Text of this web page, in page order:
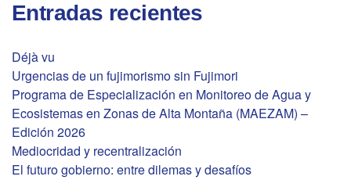
Entradas recientes
Déjà vu
Urgencias de un fujimorismo sin Fujimori
Programa de Especialización en Monitoreo de Agua y
Ecosistemas en Zonas de Alta Montaña (MAEZAM) –
Edición 2026
Mediocridad y recentralización
El futuro gobierno: entre dilemas y desafíos